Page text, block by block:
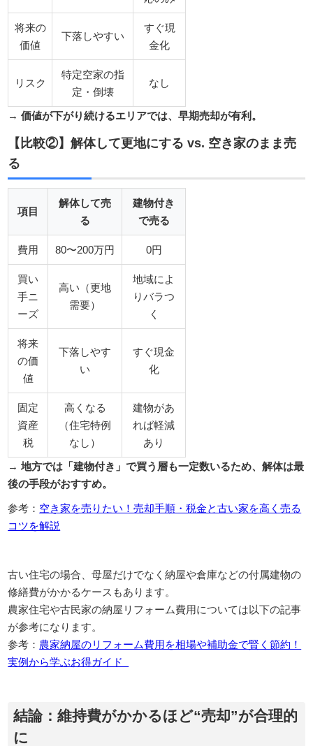
将来の
価値
下落しやすい
すぐ現
金化
リスク
特定空家の指
定・倒壊
なし
→価値が下がり続けるエリアでは、早期売却が有利。
【比較②】解体して更地にする vs. 空き家のまま売
る
項目
解体して売
る
建物付き
で売る
費用 80〜200万円 0円
買い
手ニ
ーズ
高い（更地
需要）
地域によ
りバラつ
く
将来
の価
値
下落しやす
い
すぐ現金
化
固定
資産
税
高くなる
（住宅特例
なし）
建物があ
れば軽減
あり
→地方では「建物付き」で買う層も一定数いるため、解体は最
後の手段がおすすめ。
参考： 空き家を売りたい！売却手順・税金と古い家を高く売る
コツを解説
古い住宅の場合、母屋だけでなく納屋や倉庫などの付属建物の
修繕費がかかるケースもあります。
農家住宅や古民家の納屋リフォーム費用については以下の記事
が参考になります。
参考： 農家納屋のリフォーム費用を相場や補助金で賢く節約！
実例から学ぶお得ガイド
結論：維持費がかかるほど“売却”が合理的
に